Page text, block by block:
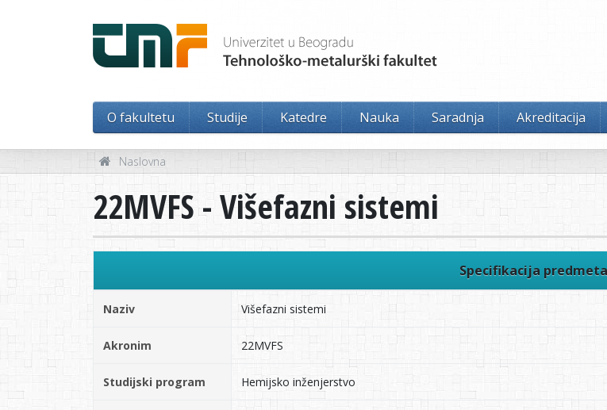
O fakultetu Studije Katedre Nauka Saradnja Akreditacija
Naslovna
22MVFS - Višefazni sistemi
Specifikacija predmeta
Naziv Višefazni sistemi
Akronim 22MVFS
Studijski program Hemijsko inženjerstvo